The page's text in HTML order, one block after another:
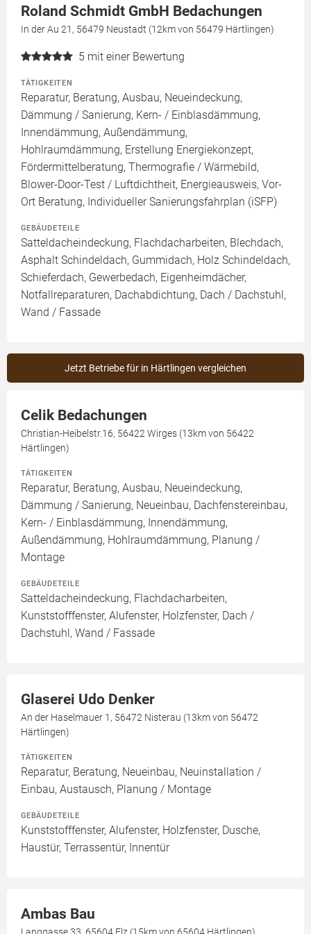
Roland Schmidt GmbH Bedachungen
In der Au 21, 56479 Neustadt (12km von 56479 Härtlingen)
5 mit einer Bewertung
TÄTIGKEITEN
Reparatur, Beratung, Ausbau, Neueindeckung,
Dämmung / Sanierung, Kern- / Einblasdämmung,
Innendämmung, Außendämmung,
Hohlraumdämmung, Erstellung Energiekonzept,
Fördermittelberatung, Thermografie / Wärmebild,
Blower-Door-Test / Luftdichtheit, Energieausweis, Vor-
Ort Beratung, Individueller Sanierungsfahrplan (iSFP)
GEBÄUDETEILE
Satteldacheindeckung, Flachdacharbeiten, Blechdach,
Asphalt Schindeldach, Gummidach, Holz Schindeldach,
Schieferdach, Gewerbedach, Eigenheimdächer,
Notfallreparaturen, Dachabdichtung, Dach / Dachstuhl,
Wand / Fassade
Jetzt Betriebe für in Härtlingen vergleichen
Celik Bedachungen
Christian-Heibelstr.16, 56422 Wirges (13km von 56422
Härtlingen)
TÄTIGKEITEN
Reparatur, Beratung, Ausbau, Neueindeckung,
Dämmung / Sanierung, Neueinbau, Dachfenstereinbau,
Kern- / Einblasdämmung, Innendämmung,
Außendämmung, Hohlraumdämmung, Planung /
Montage
GEBÄUDETEILE
Satteldacheindeckung, Flachdacharbeiten,
Kunststofffenster, Alufenster, Holzfenster, Dach /
Dachstuhl, Wand / Fassade
Glaserei Udo Denker
An der Haselmauer 1, 56472 Nisterau (13km von 56472
Härtlingen)
TÄTIGKEITEN
Reparatur, Beratung, Neueinbau, Neuinstallation /
Einbau, Austausch, Planung / Montage
GEBÄUDETEILE
Kunststofffenster, Alufenster, Holzfenster, Dusche,
Haustür, Terrassentür, Innentür
Ambas Bau